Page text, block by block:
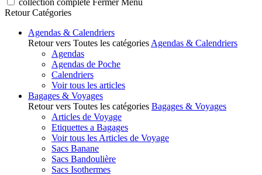
collection complète Fermer Menu
Retour Catégories
Agendas & Calendriers
Retour vers Toutes les catégories Agendas & Calendriers
Agendas
Agendas de Poche
Calendriers
Voir tous les articles
Bagages & Voyages
Retour vers Toutes les catégories Bagages & Voyages
Articles de Voyage
Etiquettes a Bagages
Voir tous les Articles de Voyage
Sacs Banane
Sacs Bandoulière
Sacs Isothermes